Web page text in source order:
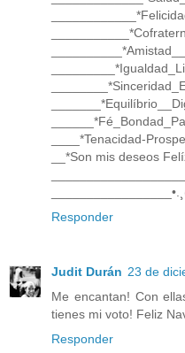
____*Tenacidad-
__*Son mis deseos
___________________
Responder
Judit Durán 23 de
Me encantan! Con
tienes mi voto! Feliz
Responder